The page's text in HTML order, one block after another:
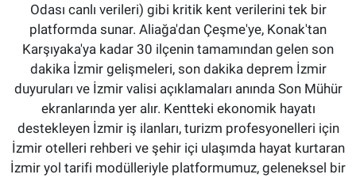
Odası canlı verileri) gibi kritik kent verilerini tek bir
platformda sunar. Aliağa'dan Çeşme'ye, Konak'tan
Karşıyaka'ya kadar 30 ilçenin tamamından gelen son
dakika İzmir gelişmeleri, son dakika deprem İzmir
duyuruları ve İzmir valisi açıklamaları anında Son Mühür
ekranlarında yer alır. Kentteki ekonomik hayatı
destekleyen İzmir iş ilanları, turizm profesyonelleri için
İzmir otelleri rehberi ve şehir içi ulaşımda hayat kurtaran
İzmir yol tarifi modülleriyle platformumuz, geleneksel bir